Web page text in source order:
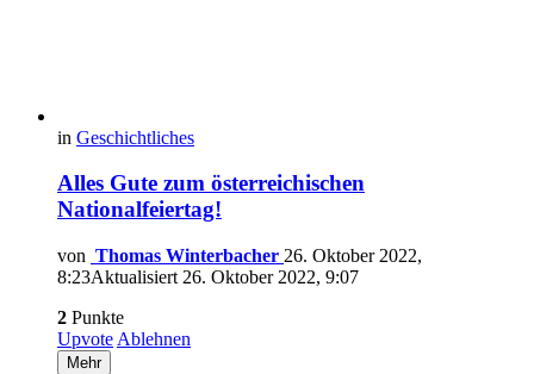
in Geschichtliches
Alles Gute zum österreichischen
Nationalfeiertag!
von Thomas Winterbacher 26. Oktober 2022,
8:23Aktualisiert 26. Oktober 2022, 9:07
2 Punkte
Upvote Ablehnen
Mehr